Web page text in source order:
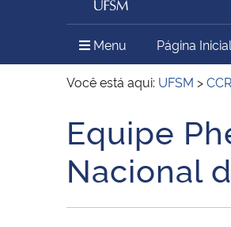
Ministério do Meio Ambiente
Secretaria de Governo
Menu Menu Principal
Página Inicial
Você está aqui: UFSM >CCR
Início do conteúdo
Equipe
Nacional